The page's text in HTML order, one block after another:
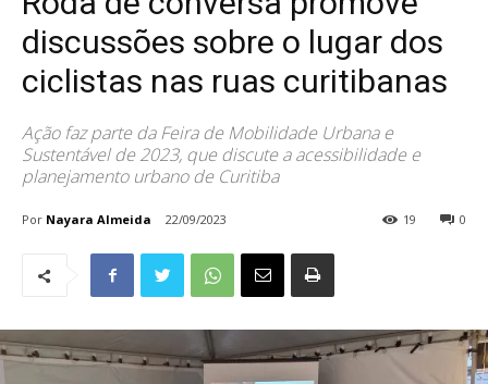
discussões sobre o lugar dos
ciclistas nas ruas curitibanas
Ação faz parte da Feira de Mobilidade Urbana e
Sustentável de 2023, que discute a acessibilidade e
planejamento urbano de Curitiba
Por Nayara Almeida 22/09/2023 0
19